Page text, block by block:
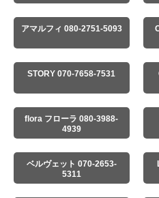
アマルフィ 080-2751-5093
STORY 070-7658-7531
flora フローラ 080-3988-
4939
ベルヴェット 070-2653-
5311